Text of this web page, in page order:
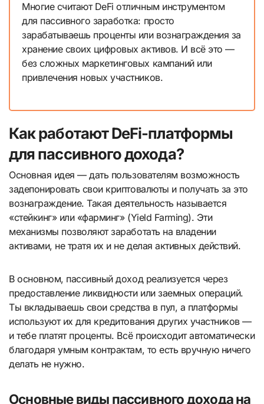
Многие считают DeFi отличным инструментом
для пассивного заработка: просто
зарабатываешь проценты или вознаграждения за
хранение своих цифровых активов. И всё это —
без сложных маркетинговых кампаний или
привлечения новых участников.
Как работают DeFi-платформы
для пассивного дохода?
Основная идея — дать пользователям возможность
задепонировать свои криптовалюты и получать за это
вознаграждение. Такая деятельность называется
«стейкинг» или «фарминг» (Yield Farming). Эти
механизмы позволяют заработать на владении
активами, не тратя их и не делая активных действий.
В основном, пассивный доход реализуется через
предоставление ликвидности или заемных операций.
Ты вкладываешь свои средства в пул, а платформы
используют их для кредитования других участников —
и тебе платят проценты. Всё происходит автоматически
благодаря умным контрактам, то есть вручную ничего
делать не нужно.
Основные виды пассивного дохода на